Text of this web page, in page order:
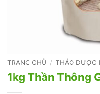
TRANG CHỦ / THẢO DƯỢC
1kg Thần Thông